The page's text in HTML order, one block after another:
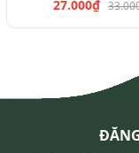
27.000₫